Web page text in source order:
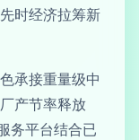
时经济拉筹新
承接重量级中
产节率释放
务平台结合已